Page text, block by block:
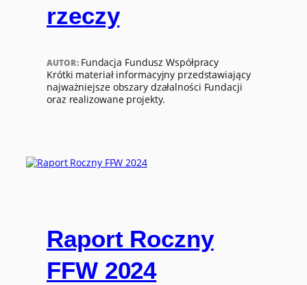
rzeczy
AUTOR: Fundacja Fundusz Współpracy
Krótki materiał informacyjny przedstawiający
najważniejsze obszary dzałalności Fundacji
oraz realizowane projekty.
Raport Roczny
FFW 2024